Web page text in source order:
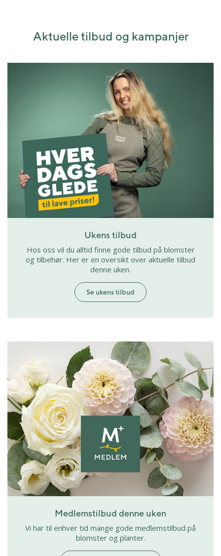
Aktuelle tilbud og kampanjer
Ukens tilbud
Hos oss vil du alltid finne gode tilbud på blomster
og tilbehør. Her er en oversikt over aktuelle tilbud
denne uken.
Se ukens tilbud
Medlemstilbud denne uken
Vi har til enhver tid mange gode medlemstilbud på
blomster og planter.